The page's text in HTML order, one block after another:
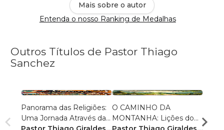
Mais sobre o autor
Entenda o nosso Ranking de Medalhas
Outros Títulos de Pastor Thiago
Sanchez
Panorama das Religiões:
Uma Jornada Através da
O CAMINHO DA
MONTANHA: Lições do
O